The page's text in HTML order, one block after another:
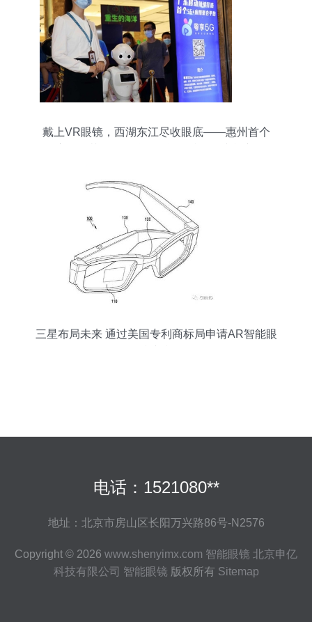
戴上VR眼镜，西湖东江尽收眼底——惠州首个
三星布局未来 通过美国专利商标局申请AR智能眼
电话：1521080**
地址：北京市房山区长阳万兴路86号-N2576
Copyright © 2026 www.shenyimx.com 智能眼镜 北京申亿
科技有限公司 智能眼镜 版权所有 Sitemap